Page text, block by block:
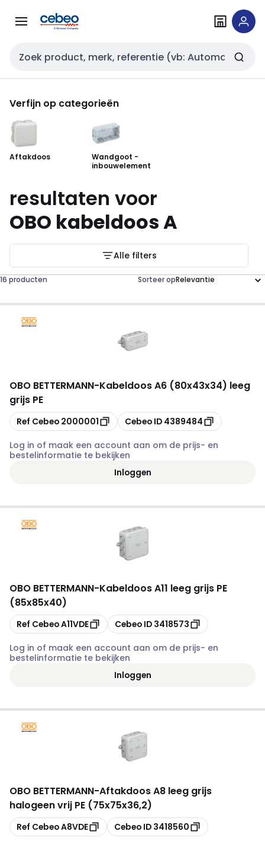
naar
naar
Zoekveld invoer
Verfijn op categorieën
Aftakdoos
Wandgoot -
inbouwelement
resultaten voor
OBO kabeldoos A
Alle filters
16 producten Sorteer op
OBO BETTERMANN-Kabeldoos A6 (80x43x34) leeg
grijs PE
Kopiëren
Ref Cebeo 2000001 Kopiëren
Cebeo ID 4389484
Log in of maak een account aan om de prijs- en
bestelinformatie te bekijken
Inloggen
OBO BETTERMANN-Kabeldoos A11 leeg grijs PE
(85x85x40)
Kopiëren
Ref CebeoA11VDE Kopiëren
Cebeo ID 3418573
Log in of maak een account aan om de prijs- en
bestelinformatie te bekijken
Inloggen
OBO BETTERMANN-Aftakdoos A8 leeg grijs
halogeen vrij PE (75x75x36,2)
Kopiëren
Ref CebeoA8VDE Kopiëren
Cebeo ID 3418560